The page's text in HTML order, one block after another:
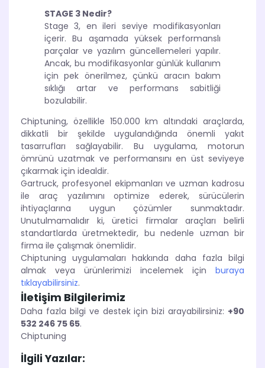
STAGE 3 Nedir?
Stage 3, en ileri seviye modifikasyonları
içerir. Bu aşamada yüksek performanslı
parçalar ve yazılım güncellemeleri yapılır.
Ancak, bu modifikasyonlar günlük kullanım
için pek önerilmez, çünkü aracın bakım
sıklığı artar ve performans sabitliği
bozulabilir.
Chiptuning, özellikle 150.000 km altındaki araçlarda,
dikkatli bir şekilde uygulandığında önemli yakıt
tasarrufları sağlayabilir. Bu uygulama, motorun
ömrünü uzatmak ve performansını en üst seviyeye
çıkarmak için idealdir.
Gartruck, profesyonel ekipmanları ve uzman kadrosu
ile araç yazılımını optimize ederek, sürücülerin
ihtiyaçlarına uygun çözümler sunmaktadır.
Unutulmamalıdır ki, üretici firmalar araçları belirli
standartlarda üretmektedir, bu nedenle uzman bir
firma ile çalışmak önemlidir.
Chiptuning uygulamaları hakkında daha fazla bilgi
almak veya ürünlerimizi incelemek için buraya
tıklayabilirsiniz.
İletişim Bilgilerimiz
Daha fazla bilgi ve destek için bizi arayabilirsiniz: +90
532 246 75 65.
Chiptuning
İlgili Yazılar: